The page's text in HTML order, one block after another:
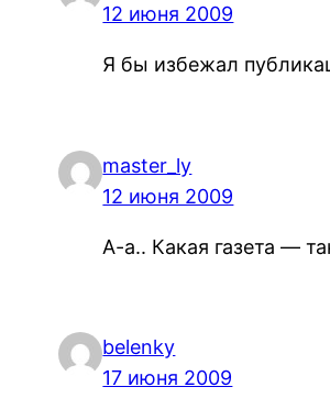
12 июня 2009
Я бы избежал
master_ly
12 июня 2009
А-а.. Какая газета —
belenky
17 июня 2009